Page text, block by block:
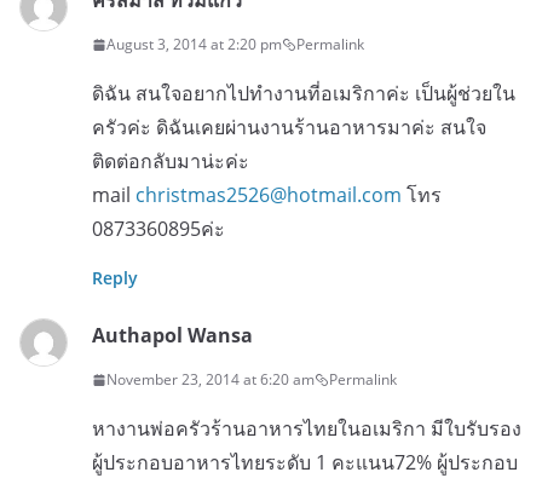
August 3, 2014 at 2:20 pm Permalink
ดิฉัน สนใจอยากไปทำงานที่อเมริกาค่ะ เป็นผู้ช่วยใน
ครัวค่ะ ดิฉันเคยผ่านงานร้านอาหารมาค่ะ สนใจ
ติดต่อกลับมาน่ะค่ะ
mail christmas2526@hotmail.com โทร
0873360895ค่ะ
Reply
Authapol Wansa
November 23, 2014 at 6:20 am Permalink
หางานพ่อครัวร้านอาหารไทยในอเมริกา มีใบรับรอง
ผู้ประกอบอาหารไทยระดับ 1 คะแนน72% ผู้ประกอบ